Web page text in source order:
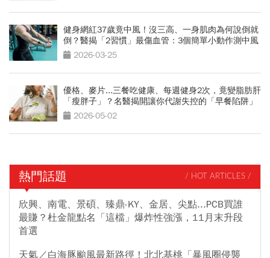
健身網紅37歲竟中風！沒三高、一身肌肉為何說倒就
倒？醫揭「2習慣」最傷血管：3個簡單小動作測中風
跡象2026-03-25
優格、麥片...三餐吃健康、每週健身2次，竟變脂肪肝
「瘦胖子」？名醫揭開讓你代謝失控的「早餐陷阱」
2026-05-02
熱門話題 / HOT ARTICLES /
欣興、南電、景碩、臻鼎-KY、金居、尖點...PCB買誰
最賺？杜金龍點名「這檔」爆炸性強漲，11月末升段
首選
天氣／白海豚颱風最新路徑！北北基桃「暴風圈侵襲